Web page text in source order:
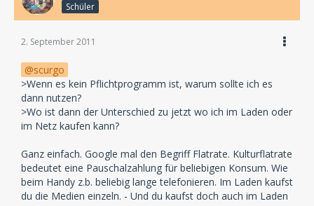
Schüler
2. September 2011
scurgo
>Wenn es kein Pflichtprogramm ist, warum sollte ich es
dann nutzen?
>Wo ist dann der Unterschied zu jetzt wo ich im Laden oder
im Netz kaufen kann?
Ganz einfach. Google mal den Begriff Flatrate. Kulturflatrate
bedeutet eine Pauschalzahlung für beliebigen Konsum. Wie
beim Handy z.b. beliebig lange telefonieren. Im Laden kaufst
du die Medien einzeln. - Und du kaufst doch auch im Laden